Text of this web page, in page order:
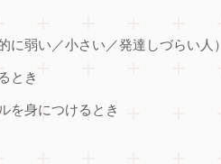
に弱い／小さい／発達しづらい人）
とき
を身につけるとき